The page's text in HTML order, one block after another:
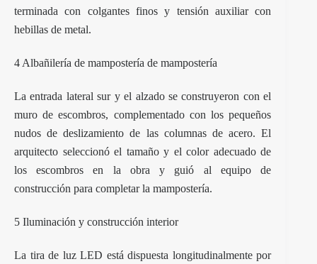
terminada con colgantes finos y tensión auxiliar con
hebillas de metal.
4 Albañilería de mampostería de mampostería
La entrada lateral sur y el alzado se construyeron con el
muro de escombros, complementado con los pequeños
nudos de deslizamiento de las columnas de acero. El
arquitecto seleccionó el tamaño y el color adecuado de
los escombros en la obra y guió al equipo de
construcción para completar la mampostería.
5 Iluminación y construcción interior
La tira de luz LED está dispuesta longitudinalmente por